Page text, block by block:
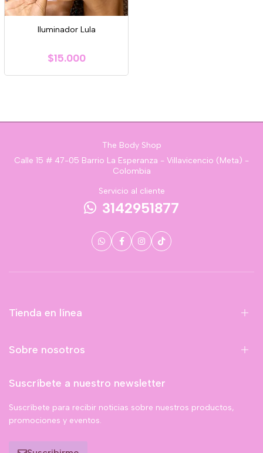
Iluminador Lula
$15.000
The Body Shop
Calle 15 # 47-05 Barrio La Esperanza - Villavicencio (Meta) -
Colombia
Servicio al cliente
3142951877
Tienda en línea
Sobre nosotros
Suscríbete a nuestro newsletter
Suscríbete para recibir noticias sobre nuestros productos,
promociones y eventos.